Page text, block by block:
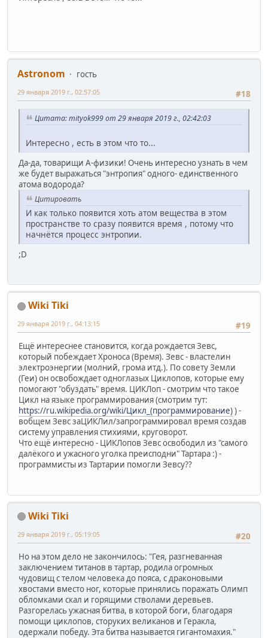
Astronom
гость
#18
29 января 2019 г., 02:57:05
Цитата: mityok999 от 29 января 2019 г., 02:42:03
Интересно , есть в этом что то...
Да-да, товарищи А-физики! Очень интересно узнать в чем
же будет выражаться "энтропия" одного- единственного
атома водорода?
Цитировать
И как только появится хоть атом вещества в этом
пространстве то сразу появится время , потому что
начнётся процесс энтропии.
;D
Wiki Tiki
#19
29 января 2019 г., 04:13:15
Ещё интереснее становится, когда рождается Зевс,
который побеждает Хроноса (Время). Зевс - властелин
электроэнергии (молний, грома итд.). По совету Земли
(Геи) он освобождает одноглазых Циклопов, которые ему
помогают "обуздать" время. ЦИКЛоп - смотрим что такое
Цикл на языке программирования (смотрим тут:
https://ru.wikipedia.org/wiki/Цикл_(программирование)) -
вобщем Зевс заЦИКЛил/запрограммировал время создав
систему управления стихиями, круговорот.
Что ещё интересно - ЦИКЛопов Зевс освободил из "самого
далёкого и ужасного уголка преисподни" Тартара :) -
программисты из Тартарии помогли Зевсу??
Wiki Tiki
#20
29 января 2019 г., 05:19:05
Но на этом дело не закончилось: "Гея, разгневанная
заключением титанов в тартар, родила огромных
чудовищ с телом человека до пояса, с драконовыми
хвостами вместо ног, которые принялись поражать Олимп
обломками скал и горящими стволами деревьев.
Разгорелась ужасная битва, в которой боги, благодаря
помощи циклопов, сторуких великанов и Геракла,
одержали победу. Эта битва называется гигантомахия."